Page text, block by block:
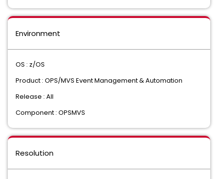
Environment
OS : z/OS
Product : OPS/MVS Event Management & Automation
Release : All
Component : OPSMVS
Resolution